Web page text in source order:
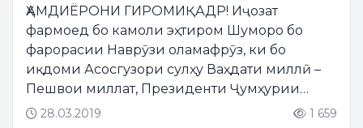
ҲАМДИЁРОНИ ГИРОМИҚАДР! Иҷозат
фармоед бо камоли эҳтиром Шуморо бо
фарорасии Наврӯзи оламафрӯз, ки бо
иқдоми Асосгузори сулҳу Ваҳдати миллӣ –
Пешвои миллат, Президенти Ҷумҳурии
Тоҷикистон, мӯҳтарам Эмомалӣ Раҳмон
28.03.2019 1 659